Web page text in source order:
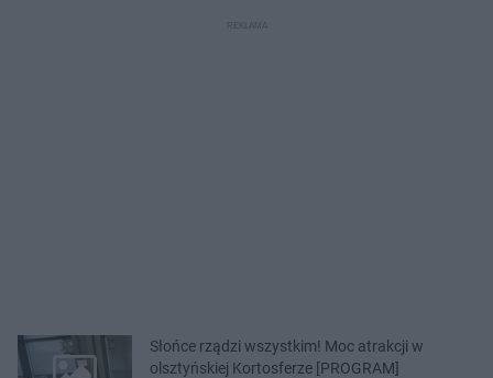
Słońce rządzi wszystkim! Moc atrakcji w
olsztyńskiej Kortosferze [PROGRAM]